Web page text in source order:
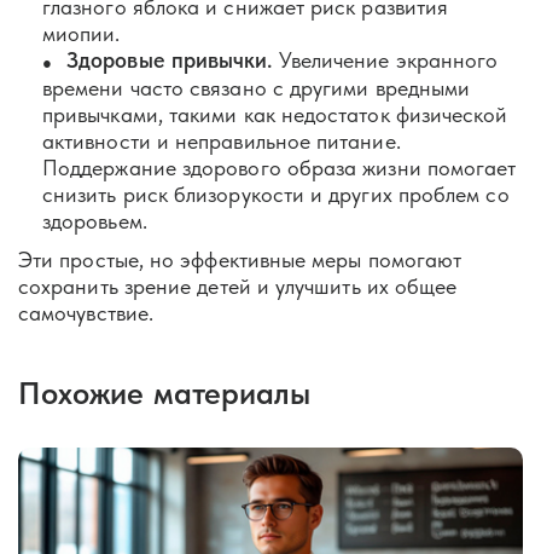
глазного яблока и снижает риск развития
миопии.
Здоровые привычки. Увеличение экранного
времени часто связано с другими вредными
привычками, такими как недостаток физической
активности и неправильное питание.
Поддержание здорового образа жизни помогает
снизить риск близорукости и других проблем со
здоровьем.
Эти простые, но эффективные меры помогают
сохранить зрение детей и улучшить их общее
самочувствие.
Похожие материалы